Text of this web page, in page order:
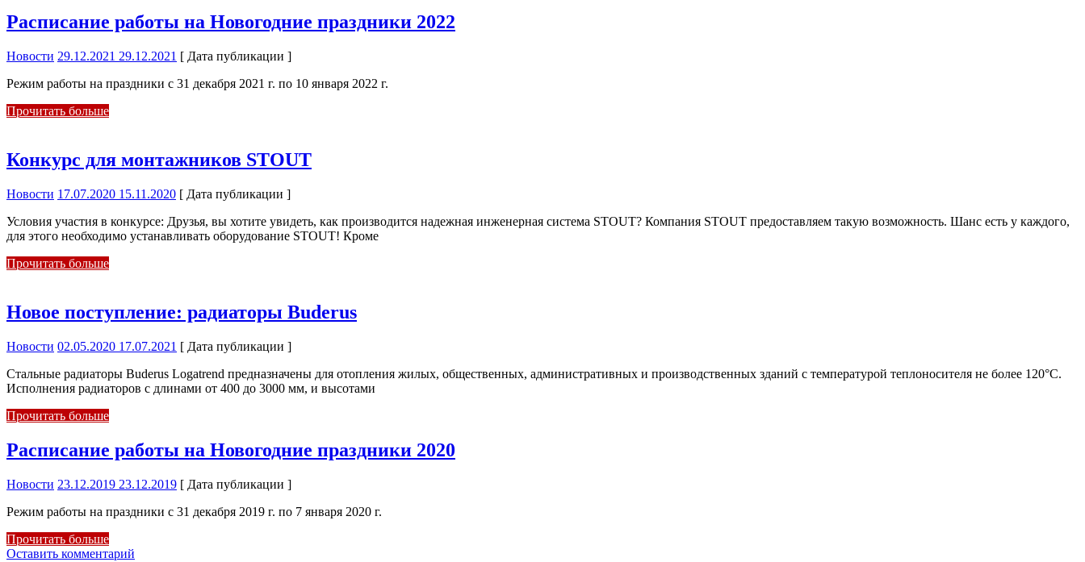
Расписание работы на Новогодние праздники 2022
Новости 29.12.2021 29.12.2021 [ Дата публикации ]
Режим работы на праздники с 31 декабря 2021 г. по 10 января 2022 г.
Прочитать больше
Конкурс для монтажников STOUT
Новости 17.07.2020 15.11.2020 [ Дата публикации ]
Условия участия в конкурсе: Друзья, вы хотите увидеть, как производится надежная инженерная система STOUT? Компания STOUT предоставляем такую возможность. Шанс есть у каждого,
для этого необходимо устанавливать оборудование STOUT! Кроме
Прочитать больше
Новое поступление: радиаторы Buderus
Новости 02.05.2020 17.07.2021 [ Дата публикации ]
Стальные радиаторы Buderus Logatrend предназначены для отопления жилых, общественных, административных и производственных зданий с температурой теплоносителя не более 120°С.
Исполнения радиаторов с длинами от 400 до 3000 мм, и высотами
Прочитать больше
Расписание работы на Новогодние праздники 2020
Новости 23.12.2019 23.12.2019 [ Дата публикации ]
Режим работы на праздники с 31 декабря 2019 г. по 7 января 2020 г.
Прочитать больше
Оставить комментарий